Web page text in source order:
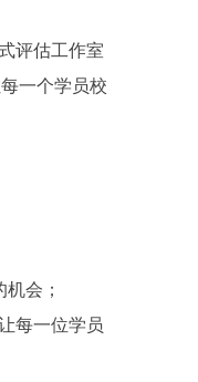
评估工作室
一个学员校
会；
每一位学员